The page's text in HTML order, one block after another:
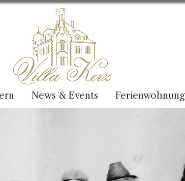
News & Events Ferienwohnung